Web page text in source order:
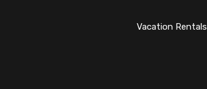
Vacation Rentals